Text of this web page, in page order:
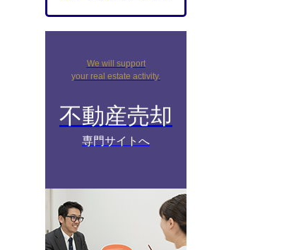
We will support
your real estate activity.
不動産売却
専門サイトへ